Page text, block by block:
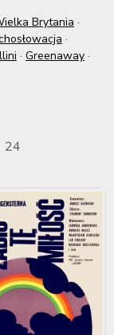
Brytania ·
·
· Greenaway ·
24